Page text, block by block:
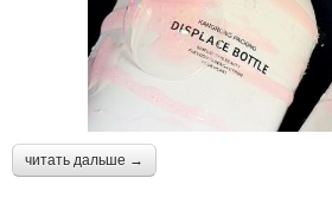
читать дальше →